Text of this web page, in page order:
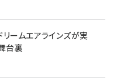
ームエアラインズが実
台裏